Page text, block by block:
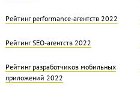
Рейтинг performance-агентств 2022
Рейтинг SEO-агентств 2022
Рейтинг разработчиков мобильных
приложений 2022